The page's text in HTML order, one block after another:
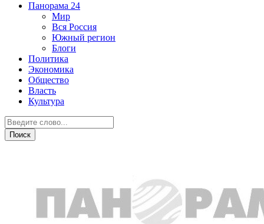
Панорама 24
Мир
Вся Россия
Южный регион
Блоги
Политика
Экономика
Общество
Власть
Культура